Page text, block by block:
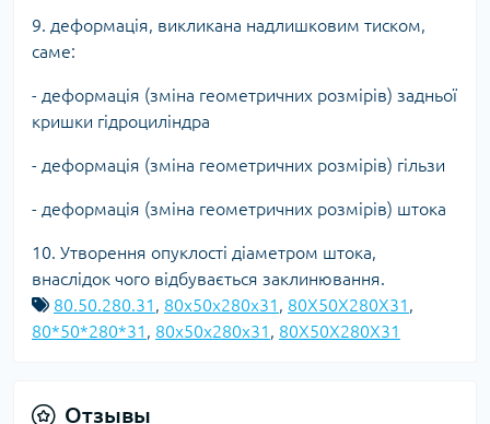
9. деформація, викликана надлишковим тиском,
саме:
- деформація (зміна геометричних розмірів) задньої
кришки гідроциліндра
- деформація (зміна геометричних розмірів) гільзи
- деформація (зміна геометричних розмірів) штока
10. Утворення опуклості діаметром штока,
внаслідок чого відбувається заклинювання.
80.50.280.31 , 80x50x280x31 , 80X50X280X31 ,
80*50*280*31 , 80х50х280х31 , 80Х50Х280Х31
Отзывы